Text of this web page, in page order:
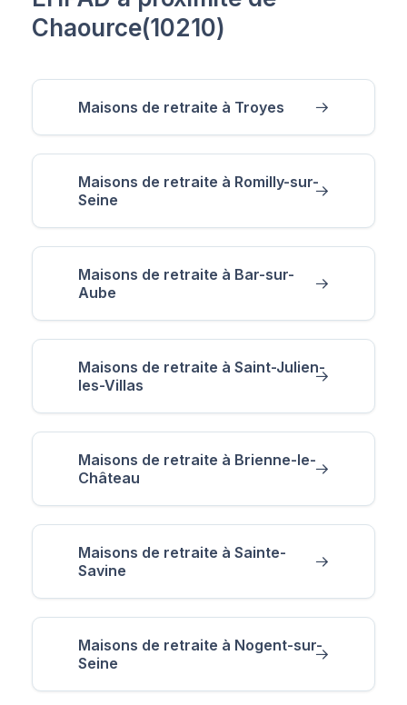
Chaource(10210)
Maisons de retraite à Troyes
Maisons de retraite à Romilly-sur-
Seine
Maisons de retraite à Bar-sur-
Aube
Maisons de retraite à Saint-Julien-
les-Villas
Maisons de retraite à Brienne-le-
Château
Maisons de retraite à Sainte-
Savine
Maisons de retraite à Nogent-sur-
Seine